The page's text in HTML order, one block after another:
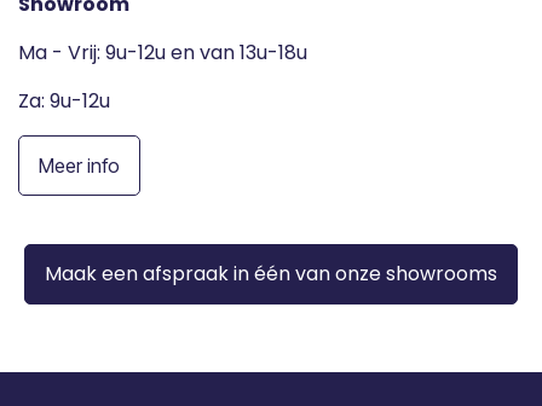
Ma - Vrij: 9u-12u en van 13u-18u
Za: 9u-12u
Meer info
Maak een afspraak in één van onze showrooms